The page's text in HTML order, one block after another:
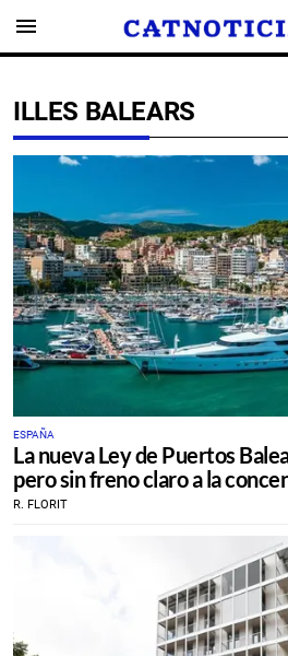
menu
ILLES BALEARS
ESPAÑA
La nueva Ley de Puertos
pero sin freno claro a la
R. FLORIT